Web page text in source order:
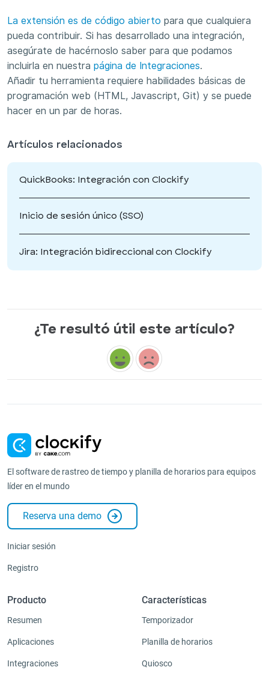
La extensión es de código abierto para que cualquiera
pueda contribuir. Si has desarrollado una integración,
asegúrate de hacérnoslo saber para que podamos
incluirla en nuestra página de Integraciones.
Añadir tu herramienta requiere habilidades básicas de
programación web (HTML, Javascript, Git) y se puede
hacer en un par de horas.
Artículos relacionados
QuickBooks: Integración con Clockify
Inicio de sesión único (SSO)
Jira: Integración bidireccional con Clockify
¿Te resultó útil este artículo?
El software de rastreo de tiempo y planilla de horarios para equipos
líder en el mundo
Reserva una demo
Iniciar sesión
Registro
Producto
Resumen
Aplicaciones
Integraciones
Características
Temporizador
Planilla de horarios
Quiosco